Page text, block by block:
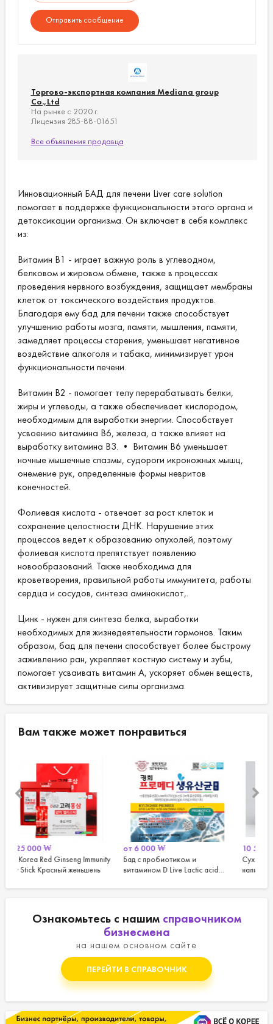
Отправить сообщение
Торгово-экспортная компания Mediana group
Co.,Ltd
На рынке с 2020 г.
Лицензия 285-88-01651
Все объявления продавца
Инновационный БАД для печени Liver care solution
помогает в поддержке функциональности этого органа и
детоксикации организма. Он включает в себя комплекс
из:
Витамин В1 - играет важную роль в углеводном,
белковом и жировом обмене, также в процессах
проведения нервного возбуждения, защищает мембраны
клеток от токсического воздействия продуктов.
Благодаря ему бад для печени также способствует
улучшению работы мозга, памяти, мышления, памяти,
замедляет процессы старения, уменьшает негативное
воздействие алкоголя и табака, минимизирует урон
функциональности печени.
Витамин В2 - помогает телу перерабатывать белки,
жиры и углеводы, а также обеспечивает кислородом,
необходимым для выработки энергии. Способствует
усвоению витамина В6, железа, а также влияет на
выработку витамина В3. • Витамин В6 уменьшает
ночные мышечные спазмы, судороги икроножных мышц,
онемение рук, определенные формы невритов
конечностей.
Фолиевая кислота - отвечает за рост клеток и
сохранение целостности ДНК. Нарушение этих
процессов ведет к образованию опухолей, поэтому
фолиевая кислота препятствует появлению
новообразований. Также необходима для
кроветворения, правильной работы иммунитета, работы
сердца и сосудов, синтеза аминокислот,.
Цинк - нужен для синтеза белка, выработки
необходимых для жизнедеятельности гормонов. Таким
образом, бад для печени способствует более быстрому
заживлению ран, укрепляет костную систему и зубы,
помогает усваивать витамин А, ускоряет обмен веществ,
активизирует защитные силы организма.
Вам также может понравиться
от6 000
Бад с пробиотиком и
витамином D Live Lactic acid
10 500
Сухой водорастворимый
напиток (экстракт) - Энергия
Ознакомьтесь с нашим справочником
бизнесмена
на нашем основном сайте
ПЕРЕЙТИ В СПРАВОЧНИК